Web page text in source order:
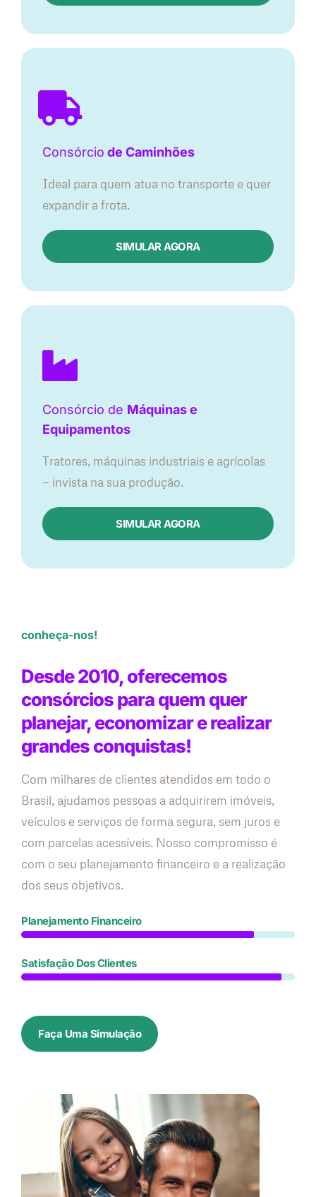
Consórcio de Caminhões
Ideal para quem atua no transporte e quer
expandir a frota.
SIMULAR AGORA
Consórcio de Máquinas e
Equipamentos
Tratores, máquinas industriais e agrícolas
— invista na sua produção.
SIMULAR AGORA
conheça-nos!
Desde 2010, oferecemos
consórcios para quem quer
planejar, economizar e realizar
grandes conquistas!
Com milhares de clientes atendidos em todo o
Brasil, ajudamos pessoas a adquirirem imóveis,
veículos e serviços de forma segura, sem juros e
com parcelas acessíveis. Nosso compromisso é
com o seu planejamento financeiro e a realização
dos seus objetivos.
Planejamento Financeiro
Satisfação Dos Clientes
Faça Uma Simulação